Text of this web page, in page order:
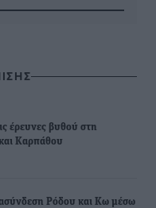
έρευνες βυθού στη
Καρπάθου
Ρόδου και Κω μέσω